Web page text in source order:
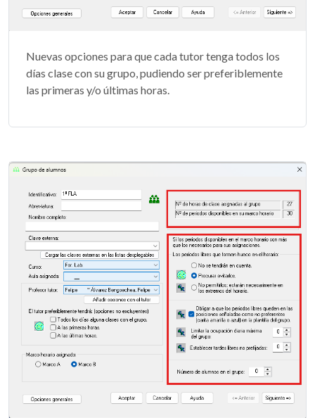
Nuevas opciones para que cada tutor tenga todos los
días clase con su grupo, pudiendo ser preferiblemente
las primeras y/o últimas horas.